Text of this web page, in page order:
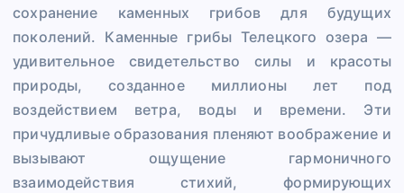
сохранение каменных грибов для будущих
поколений. Каменные грибы Телецкого озера —
удивительное свидетельство силы и красоты
природы, созданное миллионы лет под
воздействием ветра, воды и времени. Эти
причудливые образования пленяют воображение и
вызывают ощущение гармоничного
взаимодействия стихий, формирующих